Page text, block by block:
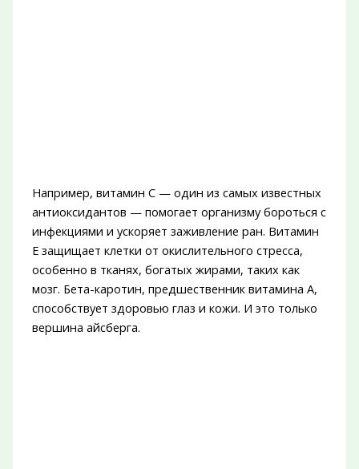
Например, витамин С — один из самых известных
антиоксидантов — помогает организму бороться с
инфекциями и ускоряет заживление ран. Витамин
Е защищает клетки от окислительного стресса,
особенно в тканях, богатых жирами, таких как
мозг. Бета-каротин, предшественник витамина А,
способствует здоровью глаз и кожи. И это только
вершина айсберга.